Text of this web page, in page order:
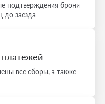
подтверждения брони
до заезда
платежей
все сборы, а также